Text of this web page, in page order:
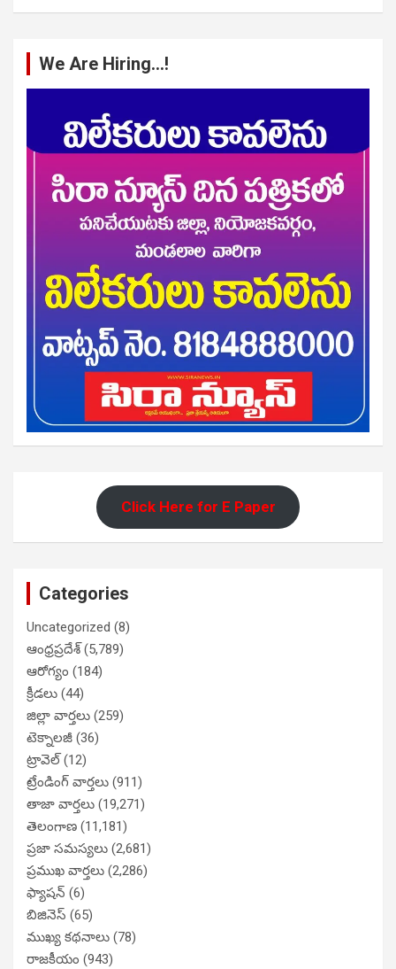
We Are Hiring…!
Click Here for E Paper
Categories
Uncategorized (8)
ఆంధ్రప్రదేశ్(5,789)
ఆరోగ్యం (184)
క్రీడలు (44)
జిల్లా వార్తలు (259)
టెక్నాలజీ (36)
ట్రావెల్(12)
ట్రేండింగ్ వార్తలు (911)
తాజా వార్తలు (19,271)
తెలంగాణ (11,181)
ప్రజా సమస్యలు (2,681)
ప్రముఖ వార్తలు (2,286)
ఫ్యాషన్ (6)
బిజినెస్ (65)
ముఖ్య కథనాలు (78)
రాజకీయం (943)